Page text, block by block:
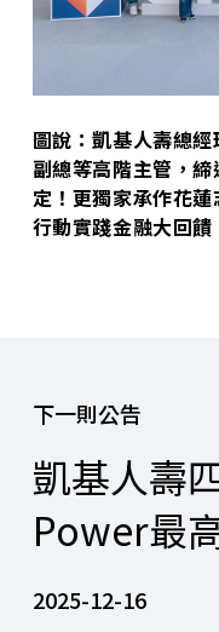
圖說：凱基人壽總
副總等高階主管，
定！更獨家承作花
行動實踐金融大回饋
下一則公告
凱基人壽
Power最
2025-12-16